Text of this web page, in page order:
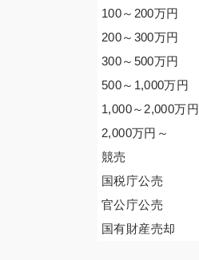
100～200万円
200～300万円
300～500万円
500～1,000万円
1,000～2,000万円
2,000万円 ～
競売
国税庁公売
官公庁公売
国有財産売却